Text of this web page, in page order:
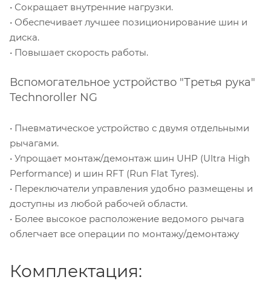
• Сокращает внутренние нагрузки.
• Обеспечивает лучшее позиционирование шин и
диска.
• Повышает скорость работы.
Вспомогательное устройство "Третья рука"
Technoroller NG
• Пневматическое устройство с двумя отдельными
рычагами.
• Упрощает монтаж/демонтаж шин UHP (Ultra High
Performance) и шин RFT (Run Flat Tyres).
• Переключатели управления удобно размещены и
доступны из любой рабочей области.
• Более высокое расположение ведомого рычага
облегчает все операции по монтажу/демонтажу
Комплектация: